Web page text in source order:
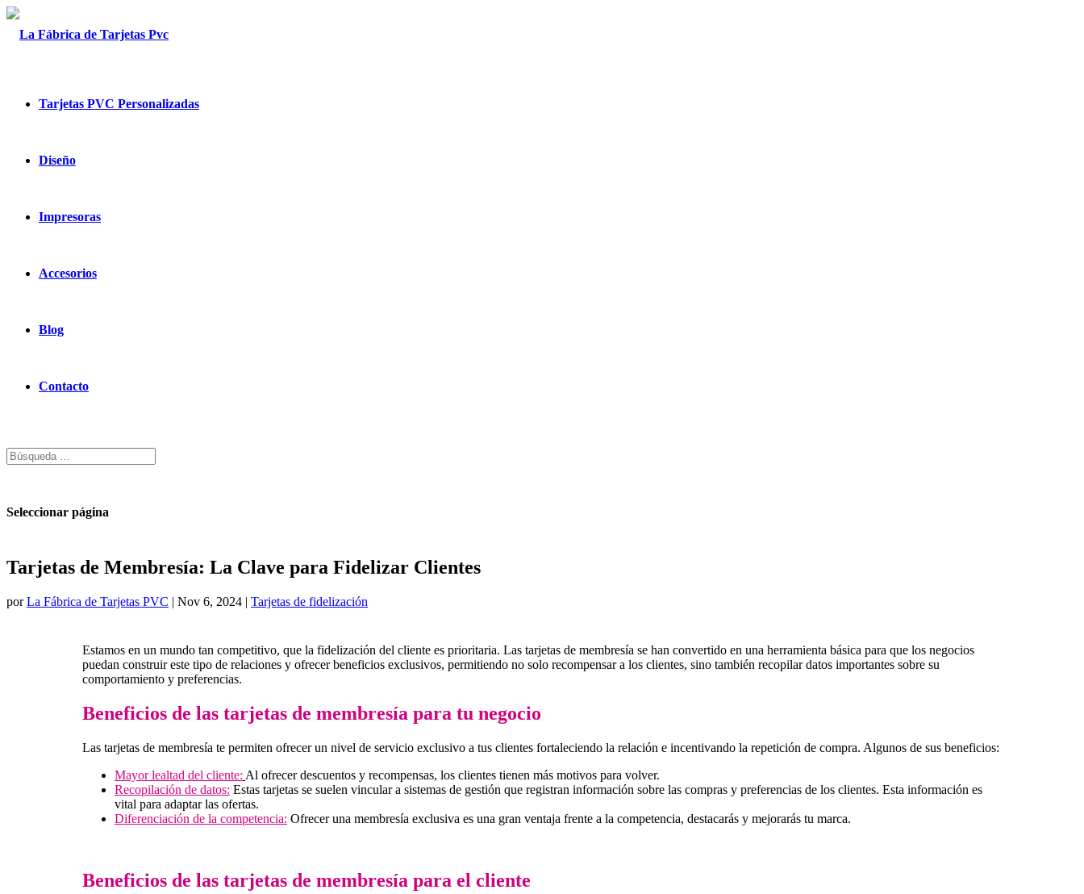
Tarjetas PVC Personalizadas
Diseño
Impresoras
Accesorios
Blog
Contacto
Seleccionar página
Tarjetas de Membresía: La Clave para Fidelizar Clientes
porLa Fábrica de Tarjetas PVC | Nov 6, 2024 | Tarjetas de fidelización
Estamos en un mundo tan competitivo, que la fidelización del cliente es prioritaria. Las tarjetas de membresía se han convertido en una herramienta básica para que los negocios
puedan construir este tipo de relaciones y ofrecer beneficios exclusivos, permitiendo no solo recompensar a los clientes, sino también recopilar datos importantes sobre su
comportamiento y preferencias.
Beneficios de las tarjetas de membresía para tu negocio
Las tarjetas de membresía te permiten ofrecer un nivel de servicio exclusivo a tus clientes fortaleciendo la relación e incentivando la repetición de compra. Algunos de sus beneficios:
Mayor lealtad del cliente: Al ofrecer descuentos y recompensas, los clientes tienen más motivos para volver.
Recopilación de datos: Estas tarjetas se suelen vincular a sistemas de gestión que registran información sobre las compras y preferencias de los clientes. Esta información es
vital para adaptar las ofertas.
Diferenciación de la competencia: Ofrecer una membresía exclusiva es una gran ventaja frente a la competencia, destacarás y mejorarás tu marca.
Beneficios de las tarjetas de membresía para el cliente